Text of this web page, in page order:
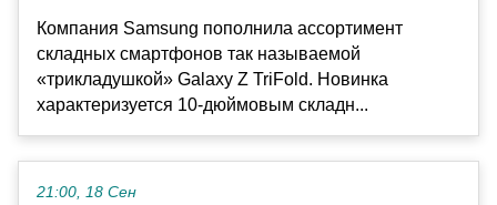
Компания Samsung пополнила ассортимент
складных смартфонов так называемой
«трикладушкой» Galaxy Z TriFold. Новинка
характеризуется 10-дюймовым складн...
21:00, 18 Сен